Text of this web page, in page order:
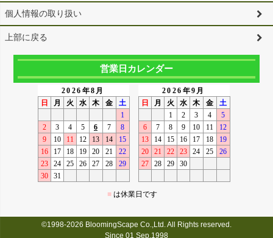
個人情報の取り扱い
上部に戻る
営業日カレンダー
©1998-2026 BloomingScape Co.,Ltd. All Rights reserved.
Since 01 Sep,1998